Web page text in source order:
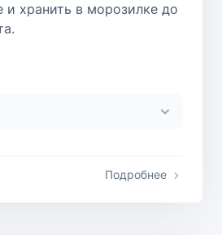
и хранить в морозилке до
Подробнее